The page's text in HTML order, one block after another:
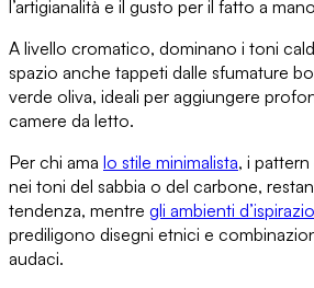
l’artigianalità e il gusto per il fatto a
A livello cromatico, dominano i toni
spazio anche tappeti dalle sfumature
verde oliva, ideali per aggiungere
camere da letto.
Per chi ama lo stile minimalista, i
nei toni del sabbia o del carbone,
tendenza, mentre gli ambienti
prediligono disegni etnici e
audaci.